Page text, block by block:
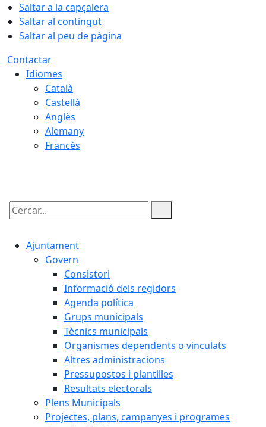
Saltar a la capçalera
Saltar al contingut
Saltar al peu de pàgina
Contactar
Idiomes
Català
Castellà
Anglès
Alemany
Francès
Cercar:
Ajuntament
Govern
Consistori
Informació dels regidors
Agenda política
Grups municipals
Tècnics municipals
Organismes dependents o vinculats
Altres administracions
Pressupostos i plantilles
Resultats electorals
Plens Municipals
Projectes, plans, campanyes i programes